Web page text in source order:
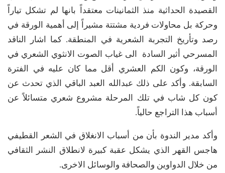
القصيدة الحداثية منذ الثمانينات معتقداً بانها لم تشكل تياراً
وحركة بل محاولات فردية مشتتة مشيراً إلى أهمية الورقة في
رصد وتأريخ التجربة الشعرية في المنطقة. كما اشار الناقد
المسرحي أثير السادة الى غياب الصوت الانثوي الشعري في
الورقة، وكون الكم العشري أقل مما كان عليه في الفترة
السابقة. وأكد على ذلك عبدالله العبد الباقي الذي تحدث عن
كون كل شاب في تلك المرحلة مشروع شعري متسائلاً عن
أسباب هذا التراجع حالياً.
وأكد مدير الندوة بأن من أسباب الانغلاق في الشعر القطيفي
هاجس القهر الذي يشكل عقبة كبيرة لانطلاق النشر الثقافي
من خلال الدواوين والصحافة والوسائل الاخرى.